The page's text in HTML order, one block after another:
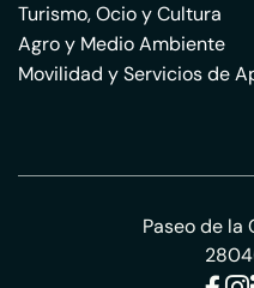
Turismo, Ocio y Cultura
Agro y Medio Ambiente
Movilidad y Servicios de
Paseo de la